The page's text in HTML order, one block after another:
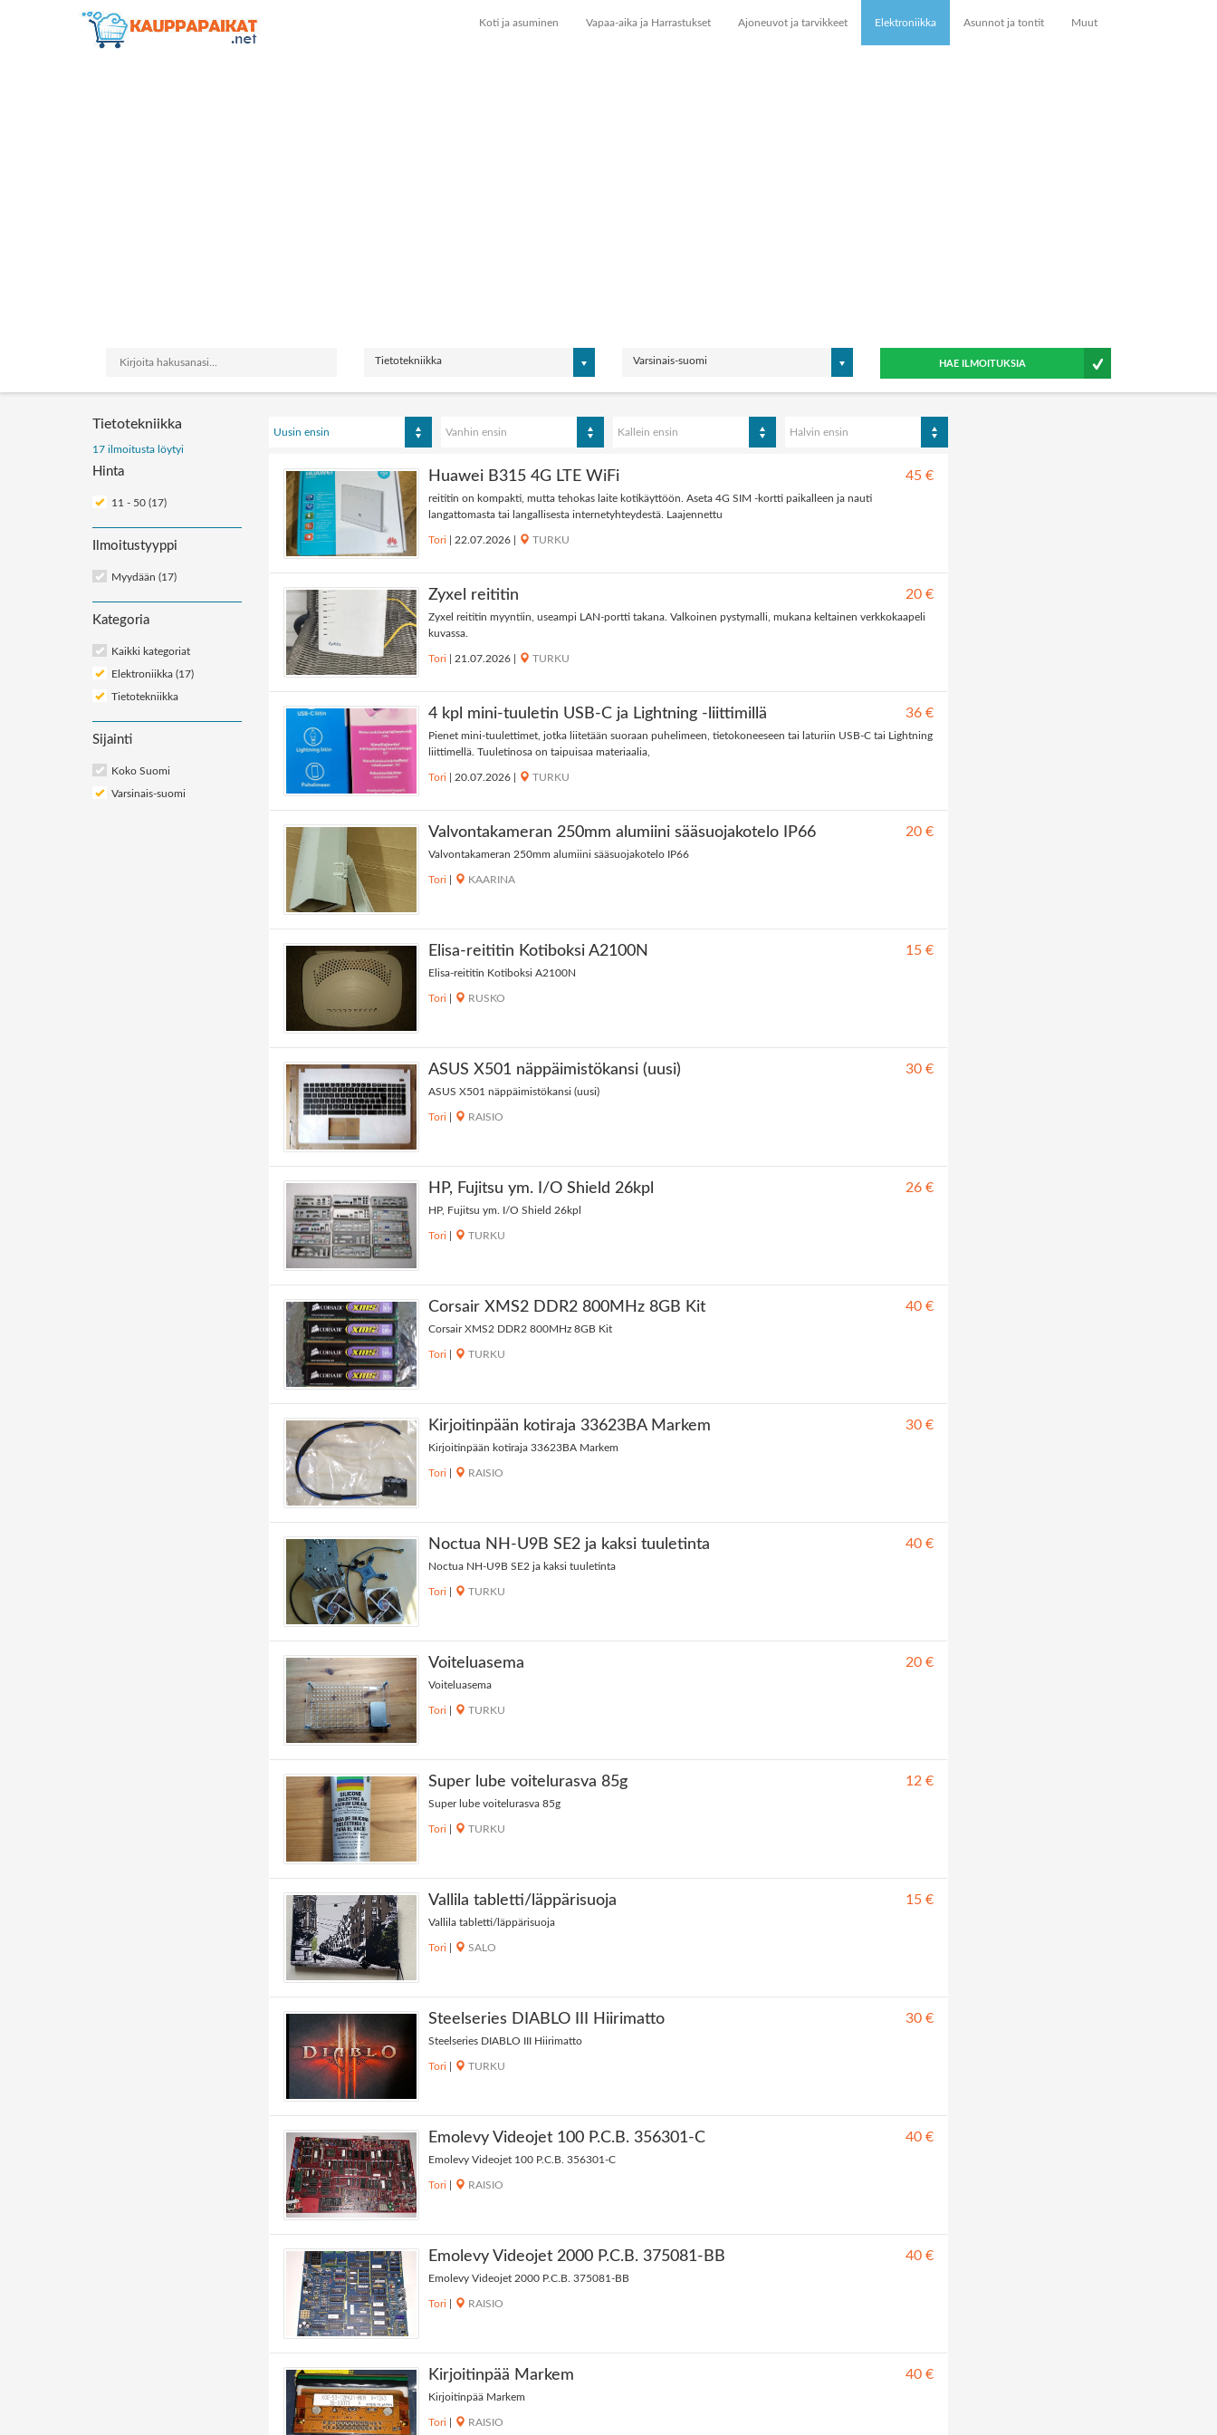
Koti ja asuminen Vapaa-aika ja Harrastukset Ajoneuvot ja tarvikkeet Elektroniikka Asunnot ja tontit Muut
Tietotekniikka Varsinais-suomi HAE ILMOITUKSIA
Tietotekniikka
17 ilmoitusta löytyi
Hinta
11 - 50 (17)
Ilmoitustyyppi
Myydään (17)
Kategoria
Kaikki kategoriat
Elektroniikka (17)
Tietotekniikka
Sijainti
Koko Suomi
Varsinais-suomi
Järjestä
ilmoitukset:
Uusin ensin Vanhin ensin Kallein ensin Halvin ensin
Huawei B315 4G LTE WiFi 45 €
reititin on kompakti, mutta tehokas laite kotikäyttöön. Aseta 4G SIM -kortti paikalleen ja nauti
langattomasta tai langallisesta internetyhteydestä. Laajennettu
Tori 22.07.2026 TURKU
Zyxel reititin 20 €
Zyxel reititin myyntiin, useampi LAN-portti takana. Valkoinen pystymalli, mukana keltainen verkkokaapeli
kuvassa.
Tori 21.07.2026 TURKU
4 kpl mini-tuuletin USB-C ja Lightning -liittimillä 36 €
Pienet mini-tuulettimet, jotka liitetään suoraan puhelimeen, tietokoneeseen tai laturiin USB-C tai Lightning
liittimellä. Tuuletinosa on taipuisaa materiaalia,
Tori 20.07.2026 TURKU
Valvontakameran 250mm alumiini sääsuojakotelo IP66 20 €
Valvontakameran 250mm alumiini sääsuojakotelo IP66
Tori KAARINA
Elisa-reititin Kotiboksi A2100N 15 €
Elisa-reititin Kotiboksi A2100N
Tori RUSKO
ASUS X501 näppäimistökansi (uusi) 30 €
ASUS X501 näppäimistökansi (uusi)
Tori RAISIO
HP, Fujitsu ym. I/O Shield 26kpl 26 €
HP, Fujitsu ym. I/O Shield 26kpl
Tori TURKU
Corsair XMS2 DDR2 800MHz 8GB Kit 40 €
Corsair XMS2 DDR2 800MHz 8GB Kit
Tori TURKU
Kirjoitinpään kotiraja 33623BA Markem 30 €
Kirjoitinpään kotiraja 33623BA Markem
Tori RAISIO
Noctua NH-U9B SE2 ja kaksi tuuletinta 40 €
Noctua NH-U9B SE2 ja kaksi tuuletinta
Tori TURKU
Voiteluasema 20 €
Voiteluasema
Tori TURKU
Super lube voitelurasva 85g 12 €
Super lube voitelurasva 85g
Tori TURKU
Vallila tabletti/läppärisuoja 15 €
Vallila tabletti/läppärisuoja
Tori SALO
Steelseries DIABLO III Hiirimatto 30 €
Steelseries DIABLO III Hiirimatto
Tori TURKU
Emolevy Videojet 100 P.C.B. 356301-C 40 €
Emolevy Videojet 100 P.C.B. 356301-C
Tori RAISIO
Emolevy Videojet 2000 P.C.B. 375081-BB 40 €
Emolevy Videojet 2000 P.C.B. 375081-BB
Tori RAISIO
Kirjoitinpää Markem 40 €
Kirjoitinpää Markem
Tori RAISIO